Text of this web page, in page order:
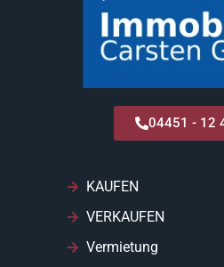
04451 - 12
KAUFEN
VERKAUFEN
Vermietung